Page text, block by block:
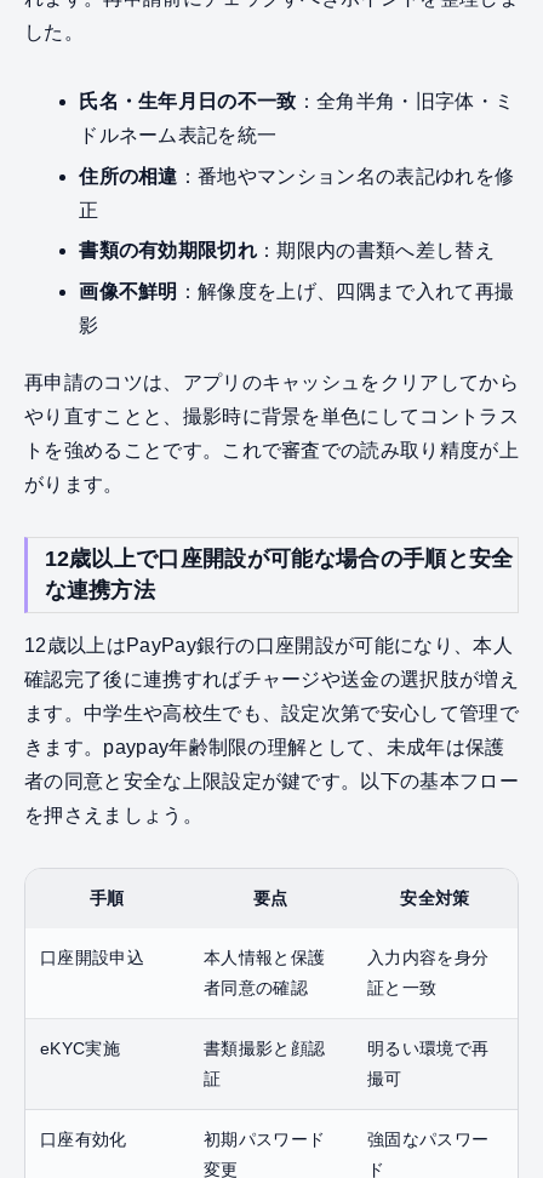
した。
氏名・生年月日の不一致 ：全角半角・旧字体・ミ
ドルネーム表記を統一
住所の相違 ：番地やマンション名の表記ゆれを修
正
書類の有効期限切れ ：期限内の書類へ差し替え
画像不鮮明 ：解像度を上げ、四隅まで入れて再撮
影
再申請のコツは、アプリのキャッシュをクリアしてから
やり直すことと、撮影時に背景を単色にしてコントラス
トを強めることです。これで審査での読み取り精度が上
がります。
12歳以上で口座開設が可能な場合の手順と安全
な連携方法
12歳以上はPayPay銀行の口座開設が可能になり、本人
確認完了後に連携すればチャージや送金の選択肢が増え
ます。中学生や高校生でも、設定次第で安心して管理で
きます。paypay年齢制限の理解として、未成年は保護
者の同意と安全な上限設定が鍵です。以下の基本フロー
を押さえましょう。
手順 要点 安全対策
口座開設申込
本人情報と保護
者同意の確認
入力内容を身分
証と一致
eKYC実施
書類撮影と顔認
証
明るい環境で再
撮可
口座有効化
初期パスワード
変更
強固なパスワー
ド